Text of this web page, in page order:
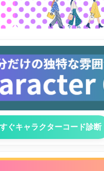
ぐキャラクターコード診断